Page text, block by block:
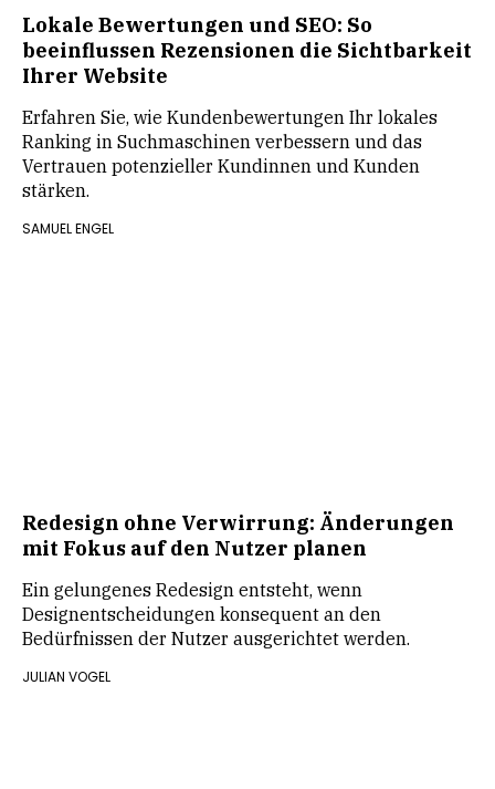
Lokale Bewertungen und SEO: So
beeinflussen Rezensionen die Sichtbarkeit
Ihrer Website
Erfahren Sie, wie Kundenbewertungen Ihr lokales
Ranking in Suchmaschinen verbessern und das
Vertrauen potenzieller Kundinnen und Kunden
stärken.
SAMUEL ENGEL
Redesign ohne Verwirrung: Änderungen
mit Fokus auf den Nutzer planen
Ein gelungenes Redesign entsteht, wenn
Designentscheidungen konsequent an den
Bedürfnissen der Nutzer ausgerichtet werden.
JULIAN VOGEL